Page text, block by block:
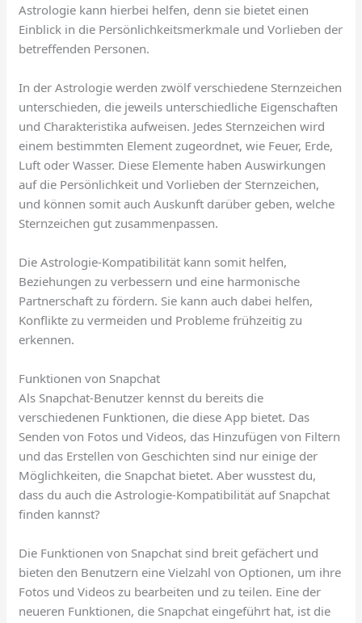
Astrologie kann hierbei helfen, denn sie bietet einen
Einblick in die Persönlichkeitsmerkmale und Vorlieben der
betreffenden Personen.
In der Astrologie werden zwölf verschiedene Sternzeichen
unterschieden, die jeweils unterschiedliche Eigenschaften
und Charakteristika aufweisen. Jedes Sternzeichen wird
einem bestimmten Element zugeordnet, wie Feuer, Erde,
Luft oder Wasser. Diese Elemente haben Auswirkungen
auf die Persönlichkeit und Vorlieben der Sternzeichen,
und können somit auch Auskunft darüber geben, welche
Sternzeichen gut zusammenpassen.
Die Astrologie-Kompatibilität kann somit helfen,
Beziehungen zu verbessern und eine harmonische
Partnerschaft zu fördern. Sie kann auch dabei helfen,
Konflikte zu vermeiden und Probleme frühzeitig zu
erkennen.
Funktionen von Snapchat
Als Snapchat-Benutzer kennst du bereits die
verschiedenen Funktionen, die diese App bietet. Das
Senden von Fotos und Videos, das Hinzufügen von Filtern
und das Erstellen von Geschichten sind nur einige der
Möglichkeiten, die Snapchat bietet. Aber wusstest du,
dass du auch die Astrologie-Kompatibilität auf Snapchat
finden kannst?
Die Funktionen von Snapchat sind breit gefächert und
bieten den Benutzern eine Vielzahl von Optionen, um ihre
Fotos und Videos zu bearbeiten und zu teilen. Eine der
neueren Funktionen, die Snapchat eingeführt hat, ist die